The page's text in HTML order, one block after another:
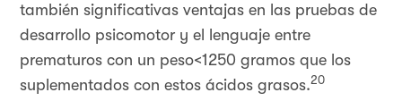
también significativas ventajas en las pruebas de
desarrollo psicomotor y el lenguaje entre
prematuros con un peso<1250 gramos que los
suplementados con estos ácidos grasos.20